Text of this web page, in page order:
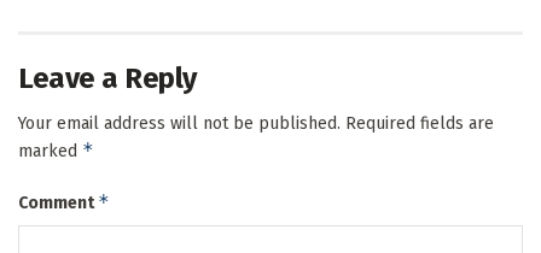
Leave a Reply
Your email address will not be published. Required fields are
marked *
Comment*